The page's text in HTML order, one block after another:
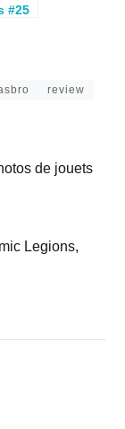
#25
review
de jouets
Legions,